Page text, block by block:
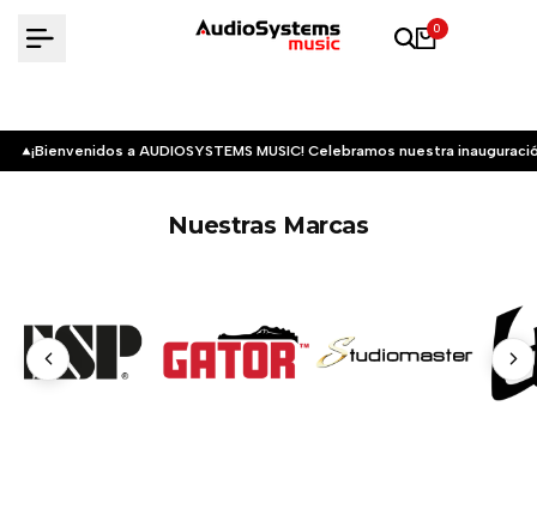
0
¡Bienvenidos a AUDIOSYSTEMS MUSIC! Celebramos nuestra
Nuestras Marcas